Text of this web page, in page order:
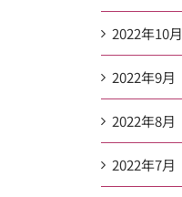
2022年10月
2022年9月
2022年8月
2022年7月